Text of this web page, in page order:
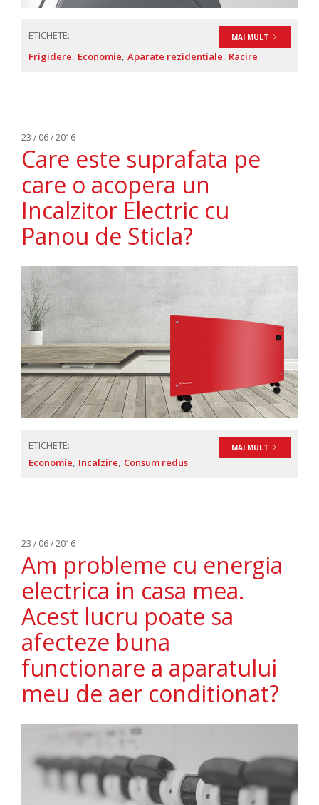
MAI MULT
ETICHETE:
Frigidere Economie Aparate rezidentiale Racire
23 / 06 / 2016
Care este suprafata pe
care o acopera un
Incalzitor Electric cu
Panou de Sticla?
MAI MULT
ETICHETE:
Economie Incalzire Consum redus
23 / 06 / 2016
Am probleme cu energia
electrica in casa mea.
Acest lucru poate sa
afecteze buna
functionare a aparatului
meu de aer conditionat?